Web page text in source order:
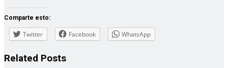
Comparte esto:
Twitter Facebook WhatsApp
Related Posts